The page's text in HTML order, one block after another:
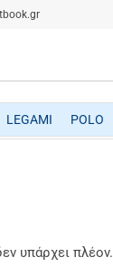
LEGAMI POLO
υπάρχει πλέον.